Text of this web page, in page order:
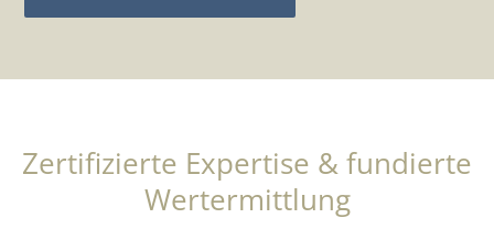
Zertifizierte Expertise & fundierte
Wertermittlung